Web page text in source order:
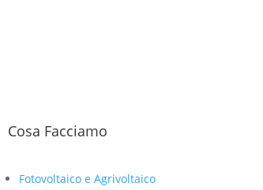
Cosa Facciamo
Fotovoltaico e Agrivoltaico